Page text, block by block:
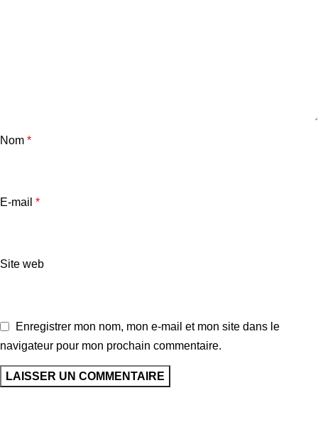
Nom *
E-mail *
Site web
Enregistrer mon nom, mon e-mail et mon site dans le
navigateur pour mon prochain commentaire.